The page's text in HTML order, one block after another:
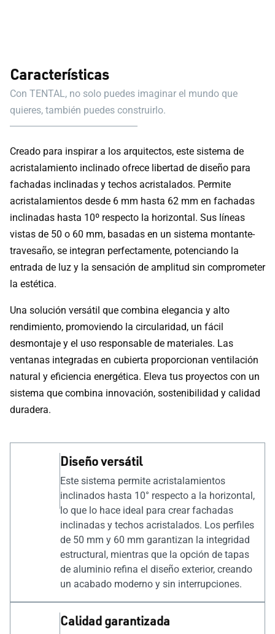
Características
Con TENTAL, no solo puedes imaginar el mundo que
quieres, también puedes construirlo.
Creado para inspirar a los arquitectos, este sistema de
acristalamiento inclinado ofrece libertad de diseño para
fachadas inclinadas y techos acristalados. Permite
acristalamientos desde 6 mm hasta 62 mm en fachadas
inclinadas hasta 10º respecto la horizontal. Sus líneas
vistas de 50 o 60 mm, basadas en un sistema montante-
travesaño, se integran perfectamente, potenciando la
entrada de luz y la sensación de amplitud sin comprometer
la estética.
Una solución versátil que combina elegancia y alto
rendimiento, promoviendo la circularidad, un fácil
desmontaje y el uso responsable de materiales. Las
ventanas integradas en cubierta proporcionan ventilación
natural y eficiencia energética. Eleva tus proyectos con un
sistema que combina innovación, sostenibilidad y calidad
duradera.
Diseño versátil
Este sistema permite acristalamientos
inclinados hasta 10° respecto a la horizontal,
lo que lo hace ideal para crear fachadas
inclinadas y techos acristalados. Los perfiles
de 50 mm y 60 mm garantizan la integridad
estructural, mientras que la opción de tapas
de aluminio refina el diseño exterior, creando
un acabado moderno y sin interrupciones.
Calidad garantizada